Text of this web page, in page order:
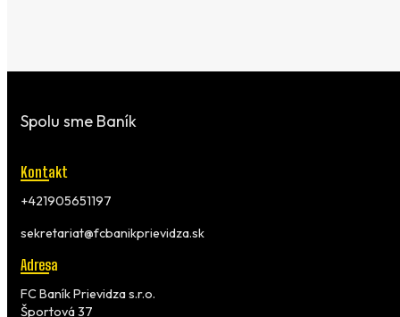
Spolu sme Baník
Kontakt
+421905651197
sekretariat@fcbanikprievidza.sk
Adresa
FC Baník Prievidza s.r.o.
Športová 37